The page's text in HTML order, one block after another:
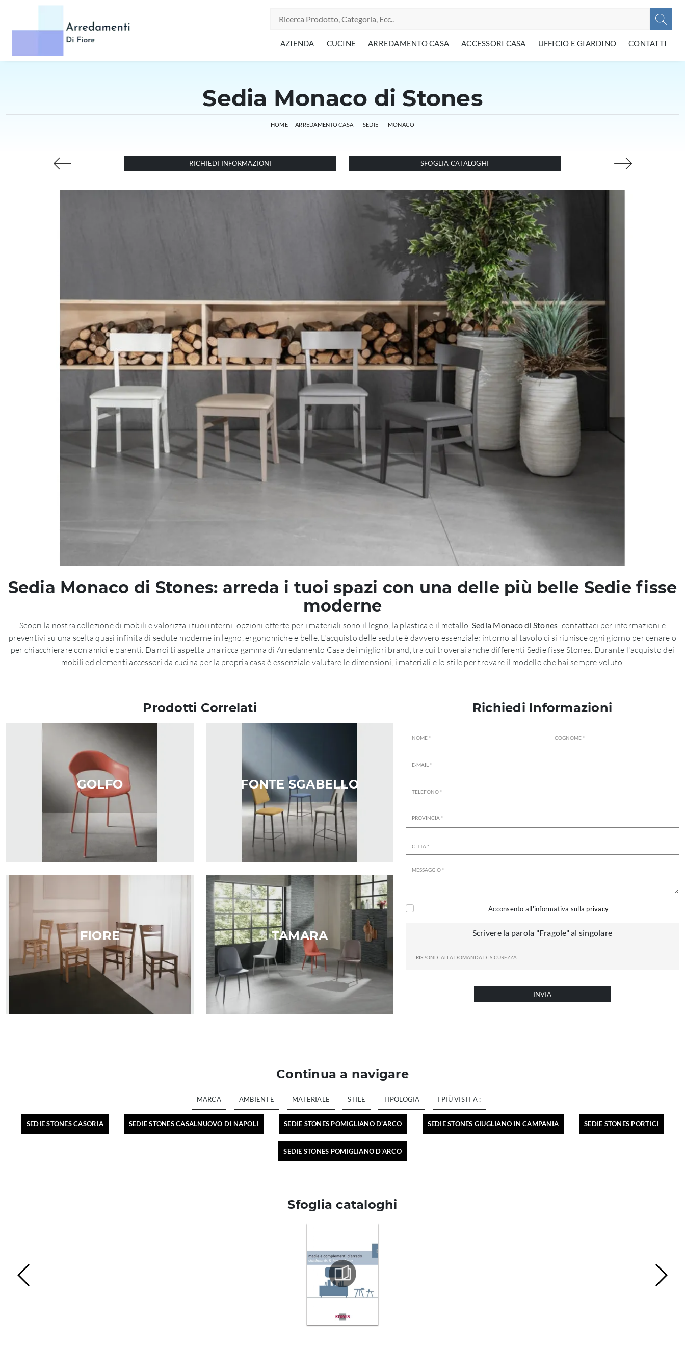
AZIENDA CUCINE ARREDAMENTO CASA ACCESSORI CASA UFFICIO E GIARDINO CONTATTI
Sedia Monaco di Stones
HOME - ARREDAMENTO CASA - SEDIE - MONACO
RICHIEDI INFORMAZIONI SFOGLIA CATALOGHI
Sedia Monaco di Stones: arreda i tuoi spazi con una delle più belle Sedie fisse
moderne
Scopri la nostra collezione di mobili e valorizza i tuoi interni: opzioni offerte per i materiali sono il legno, la plastica e il metallo. Sedia Monaco di Stones: contattaci per informazioni e
preventivi su una scelta quasi infinita di sedute moderne in legno, ergonomiche e belle. L'acquisto delle sedute è davvero essenziale: intorno al tavolo ci si riunisce ogni giorno per cenare o
per chiacchierare con amici e parenti. Da noi ti aspetta una ricca gamma di Arredamento Casa dei migliori brand, tra cui troverai anche differenti Sedie fisse Stones. Durante l'acquisto dei
mobili ed elementi accessori da cucina per la propria casa è essenziale valutare le dimensioni, i materiali e lo stile per trovare il modello che hai sempre voluto.
Prodotti Correlati
GOLFO FONTE SGABELLO
FIORE TAMARA
Richiedi Informazioni
Acconsento all'informativa sulla privacy
Scrivere la parola "Fragole" al singolare
INVIA
Continua a navigare
MARCA AMBIENTE MATERIALE STILE TIPOLOGIA I PIÙ VISTI A :
SEDIE STONES CASORIA SEDIE STONES CASALNUOVO DI NAPOLI SEDIE STONES POMIGLIANO D'ARCO SEDIE STONES GIUGLIANO IN CAMPANIA SEDIE STONES PORTICI
SEDIE STONES POMIGLIANO D'ARCO
Sfoglia cataloghi